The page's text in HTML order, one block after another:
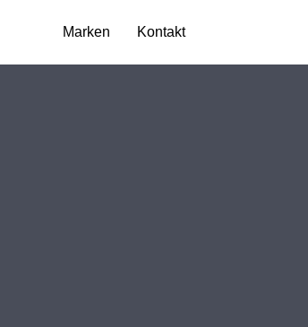
Marken Kontakt